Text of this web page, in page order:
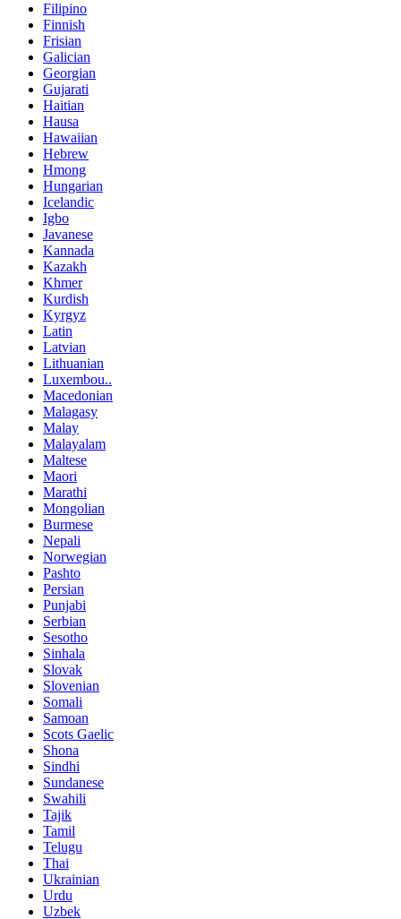
Filipino
Finnish
Frisian
Galician
Georgian
Gujarati
Haitian
Hausa
Hawaiian
Hebrew
Hmong
Hungarian
Icelandic
Igbo
Javanese
Kannada
Kazakh
Khmer
Kurdish
Kyrgyz
Latin
Latvian
Lithuanian
Luxembou..
Macedonian
Malagasy
Malay
Malayalam
Maltese
Maori
Marathi
Mongolian
Burmese
Nepali
Norwegian
Pashto
Persian
Punjabi
Serbian
Sesotho
Sinhala
Slovak
Slovenian
Somali
Samoan
Scots Gaelic
Shona
Sindhi
Sundanese
Swahili
Tajik
Tamil
Telugu
Thai
Ukrainian
Urdu
Uzbek